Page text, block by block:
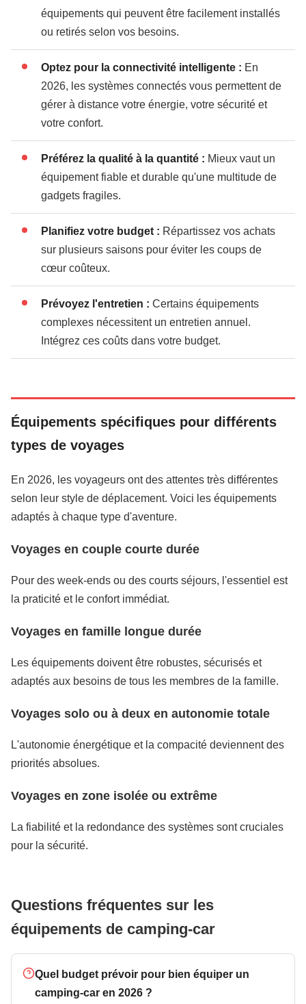
équipements qui peuvent être facilement installés
ou retirés selon vos besoins.
Optez pour la connectivité intelligente : En
2026, les systèmes connectés vous permettent de
gérer à distance votre énergie, votre sécurité et
votre confort.
Préférez la qualité à la quantité : Mieux vaut un
équipement fiable et durable qu'une multitude de
gadgets fragiles.
Planifiez votre budget : Répartissez vos achats
sur plusieurs saisons pour éviter les coups de
cœur coûteux.
Prévoyez l'entretien : Certains équipements
complexes nécessitent un entretien annuel.
Intégrez ces coûts dans votre budget.
Équipements spécifiques pour différents
types de voyages
En 2026, les voyageurs ont des attentes très différentes
selon leur style de déplacement. Voici les équipements
adaptés à chaque type d'aventure.
Voyages en couple courte durée
Pour des week-ends ou des courts séjours, l'essentiel est
la praticité et le confort immédiat.
Voyages en famille longue durée
Les équipements doivent être robustes, sécurisés et
adaptés aux besoins de tous les membres de la famille.
Voyages solo ou à deux en autonomie totale
L'autonomie énergétique et la compacité deviennent des
priorités absolues.
Voyages en zone isolée ou extrême
La fiabilité et la redondance des systèmes sont cruciales
pour la sécurité.
Questions fréquentes sur les
équipements de camping-car
Quel budget prévoir pour bien équiper un
camping-car en 2026 ?